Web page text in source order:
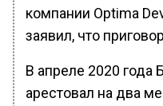
компании Optima
заявил, что
В апреле 2020
арестовал на два